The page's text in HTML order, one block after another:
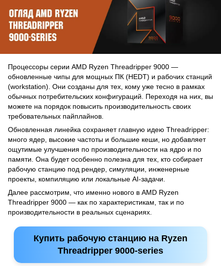
Процессоры серии AMD Ryzen Threadripper 9000 —
обновленные чипы для мощных ПК (HEDT) и рабочих станций
(workstation). Они созданы для тех, кому уже тесно в рамках
обычных потребительских конфигураций. Переходя на них, вы
можете на порядок повысить производительность своих
требовательных пайплайнов.
Обновленная линейка сохраняет главную идею Threadripper:
много ядер, высокие частоты и большие кеши, но добавляет
ощутимые улучшения по производительности на ядро и по
памяти. Она будет особенно полезна для тех, кто собирает
рабочую станцию под рендер, симуляции, инженерные
проекты, компиляцию или локальные AI-задачи.
Далее рассмотрим, что именно нового в AMD Ryzen
Threadripper 9000 — как по характеристикам, так и по
производительности в реальных сценариях.
Купить рабочую станцию на Ryzen
Threadripper 9000-series